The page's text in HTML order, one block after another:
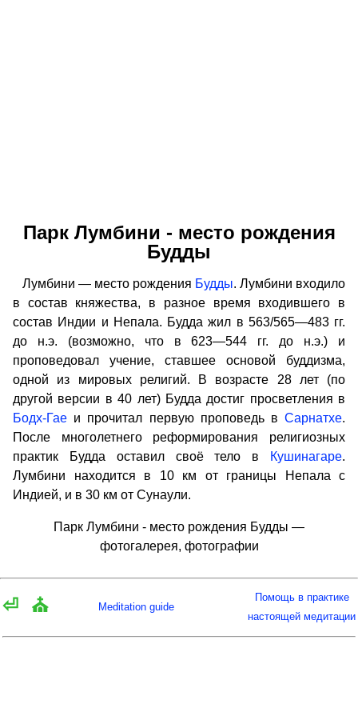
Парк Лумбини - место рождения
Будды
Лумбини — место рождения Будды. Лумбини входило
в состав княжества, в разное время входившего в
состав Индии и Непала. Будда жил в 563/565—483 гг.
до н.э. (возможно, что в 623—544 гг. до н.э.) и
проповедовал учение, ставшее основой буддизма,
одной из мировых религий. В возрасте 28 лет (по
другой версии в 40 лет) Будда достиг просветления в
Бодх-Гае и прочитал первую проповедь в Сарнатхе.
После многолетнего реформирования религиозных
практик Будда оставил своё тело в
Кушинагаре.
Лумбини находится в 10 км от границы Непала с
Индией, и в 30 км от Сунаули.
Парк Лумбини - место рождения Будды —
фотогалерея, фотографии
⏎ ⛪ Meditation guide
Помощь в практике
настоящей медитации